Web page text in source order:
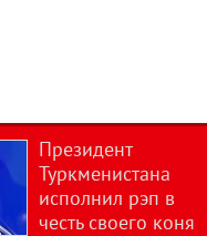
Президент
Туркменистана
исполнил рэп в
честь своего коня